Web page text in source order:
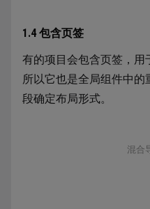
1.4 包含页签
有的项目会包含页签，用
所以它也是全局组件中
段确定布局形式。
混合